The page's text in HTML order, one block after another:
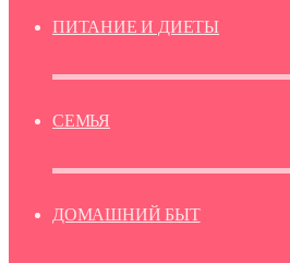
ПИТАНИЕ И ДИЕТЫ
СЕМЬЯ
ДОМАШНИЙ БЫТ